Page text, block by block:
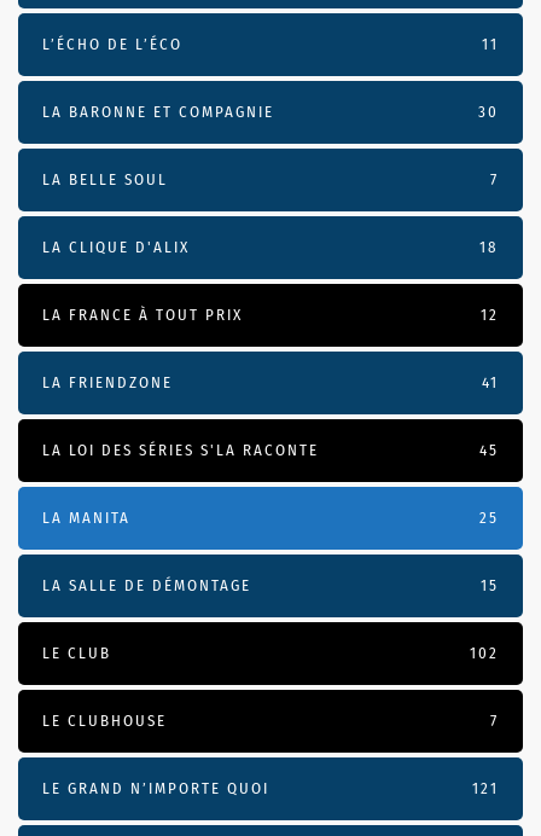
L’ÉCHO DE L’ÉCO 11
LA BARONNE ET COMPAGNIE 30
LA BELLE SOUL 7
LA CLIQUE D'ALIX 18
LA FRANCE À TOUT PRIX 12
LA FRIENDZONE 41
LA LOI DES SÉRIES S'LA RACONTE 45
LA MANITA 25
LA SALLE DE DÉMONTAGE 15
LE CLUB 102
LE CLUBHOUSE 7
LE GRAND N’IMPORTE QUOI 121